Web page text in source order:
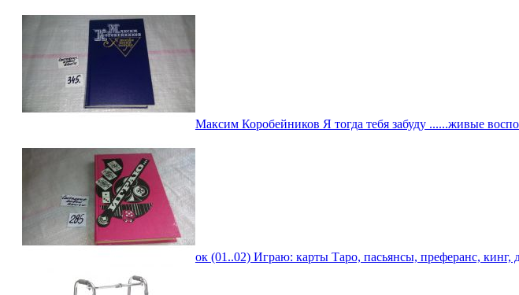
Максим Коробейников Я тогда тебя забуду ......живые
ок (01..02) Играю: карты Таро, пасьянсы, преферанс, кинг,